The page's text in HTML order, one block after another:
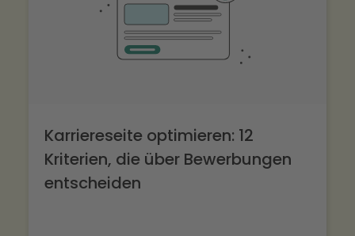
Karriereseite optimieren: 12
Kriterien, die über Bewerbungen
entscheiden